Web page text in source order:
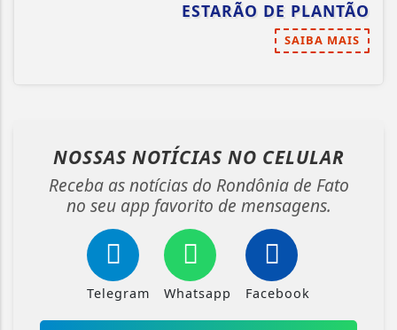
ESTARÃO DE PLANTÃO
SAIBA MAIS
NOSSAS NOTÍCIAS NO CELULAR
Receba as notícias do Rondônia de Fato
no seu app favorito de mensagens.
Telegram Whatsapp Facebook